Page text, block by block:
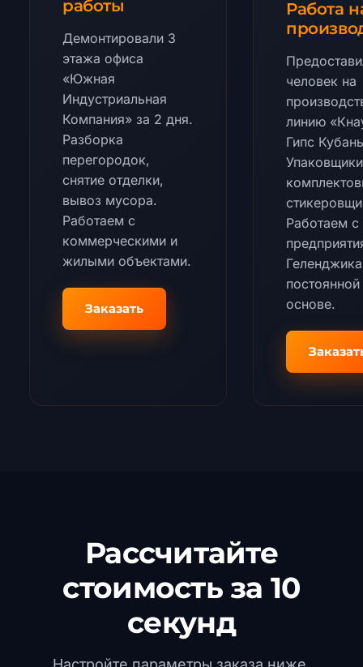
работы
Демонтировали 3
этажа офиса
«Южная
Индустриальная
Компания» за 2 дня.
Разборка
перегородок,
снятие отделки,
вывоз мусора.
Работаем с
коммерческими и
жилыми объектами.
Заказать
Работа
человек на
линию
Гипс
Работаем с
постоянной
основе.
Рассчитайте
стоимость за 10
секунд